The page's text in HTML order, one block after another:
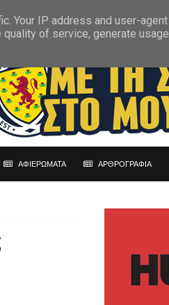
ΑΦΙΕΡΩΜΑΤΑ ΑΡΘΡΟΓΡΑΦΙΑ
Your IP address and user-agent
of service, generate usage